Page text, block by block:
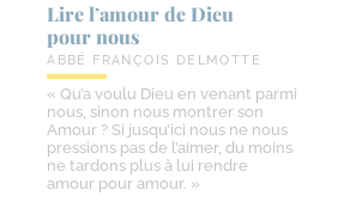
Lire l’amour de Dieu
pour nous
ABBÉ FRANÇOIS DELMOTTE
« Qu’a voulu Dieu en venant parmi
nous, sinon nous montrer son
Amour ? Si jusqu’ici nous ne nous
pressions pas de l’aimer, du moins
ne tardons plus à lui rendre
amour pour amour. »